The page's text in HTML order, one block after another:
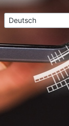
Sprache